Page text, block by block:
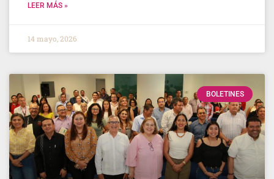
LEER MÁS »
14 mayo, 2026
BOLETINES